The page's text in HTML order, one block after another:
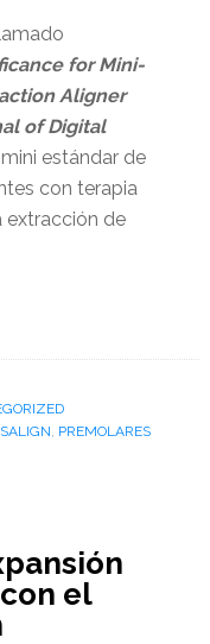
for Mini-
Aligner
of Digital
estándar de
con terapia
extracción de
PREMOLARES
el